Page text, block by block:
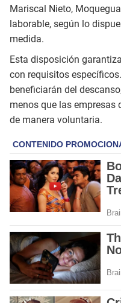
Mariscal Nieto,
laborable, según lo
medida.
Esta disposición
con requisitos
beneficiarán del
menos que las empresas
de manera voluntaria.